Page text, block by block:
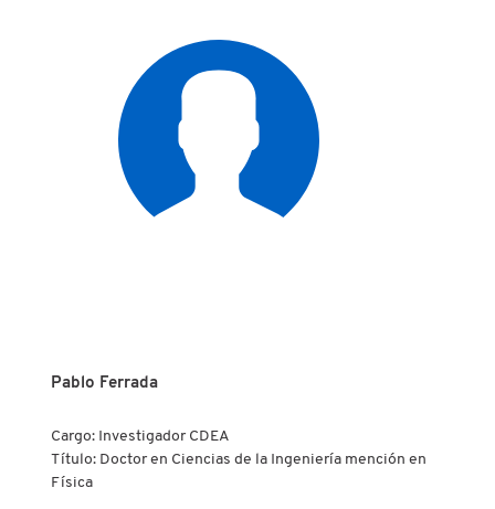
Pablo Ferrada
Cargo: Investigador CDEA
Título: Doctor en Ciencias de la Ingeniería mención en
Física